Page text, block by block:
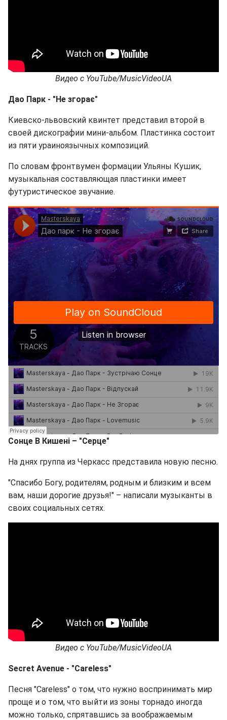
Видео с YouTube/MusicVideoUA
Дао Парк - "Не згорає"
Киевско-львовский квинтет представил второй в
своей дискографии мини-альбом. Пластинка состоит
из пяти ураиноязычных композиций.
По словам фронтвумен формации Ульяны Кушик,
музыкальная составляющая пластинки имеет
футуристическое звучание.
Сонце В Кишені – "Серце"
На днях группа из Черкасс представила новую песню.
"Спасибо Богу, родителям, родным и близким и всем
вам, наши дорогие друзья!" – написали музыканты в
своих социальных сетях.
Видео с YouTube/MusicVideoUA
Secret Avenue - "Careless"
Песня "Careless" о том, что нужно воспринимать мир
проще и о том, что выйти из зоны торнадо иногда
можно только, спрятавшись за воображаемым